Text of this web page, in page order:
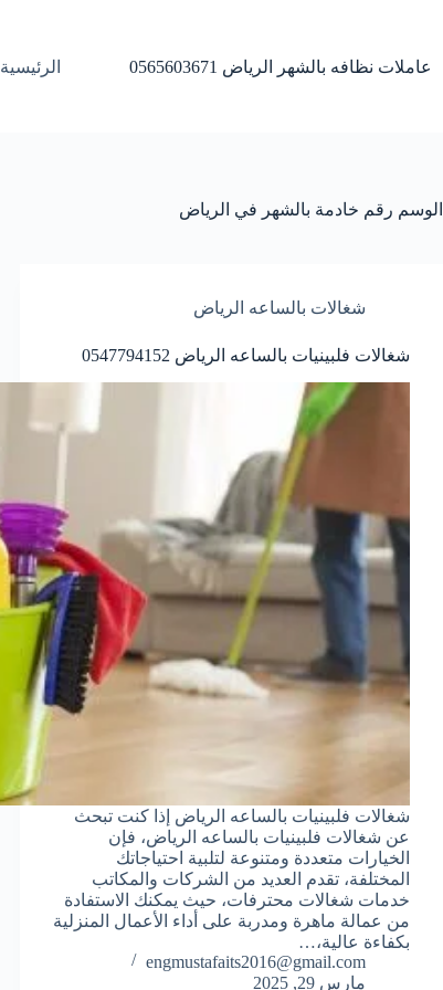
عاملات نظافه بالشهر الرياض 0565603671 الرئيسية
الوسم رقم خادمة بالشهر في الرياض
شغالات بالساعه الرياض
شغالات فلبينيات بالساعه الرياض 0547794152
شغالات فلبينيات بالساعه الرياض إذا كنت تبحث
عن شغالات فلبينيات بالساعه الرياض، فإن
الخيارات متعددة ومتنوعة لتلبية احتياجاتك
المختلفة، تقدم العديد من الشركات والمكاتب
خدمات شغالات محترفات، حيث يمكنك الاستفادة
من عمالة ماهرة ومدربة على أداء الأعمال المنزلية
بكفاءة عالية،…
engmustafaits2016@gmail.com
مارس 29, 2025